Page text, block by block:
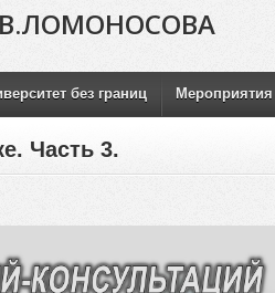
без границ Мероприятия
Часть 3.